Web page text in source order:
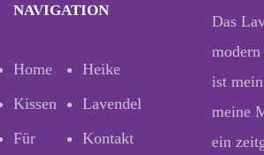
NAVIGATION
Home
Heike
Kissen
Lavendel
Für
Kontakt
Das
modern
ist
meine
ein